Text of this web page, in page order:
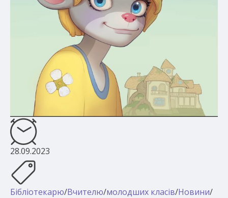
28.09.2023
Бібліотекарю/Вчителю/молодших класів/Новини/